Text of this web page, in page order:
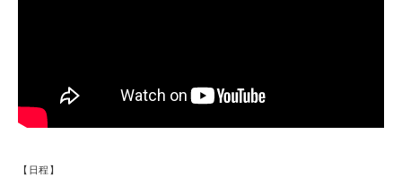
【日程】